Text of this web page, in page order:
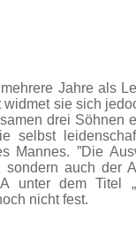
Jahre als
sie sich
drei Söhnen
selbst
Mannes. ”Die
sondern auch der
dem Titel
nicht fest.